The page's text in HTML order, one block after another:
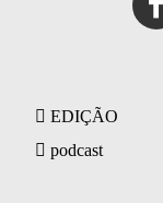
EDIÇÃO
podcast